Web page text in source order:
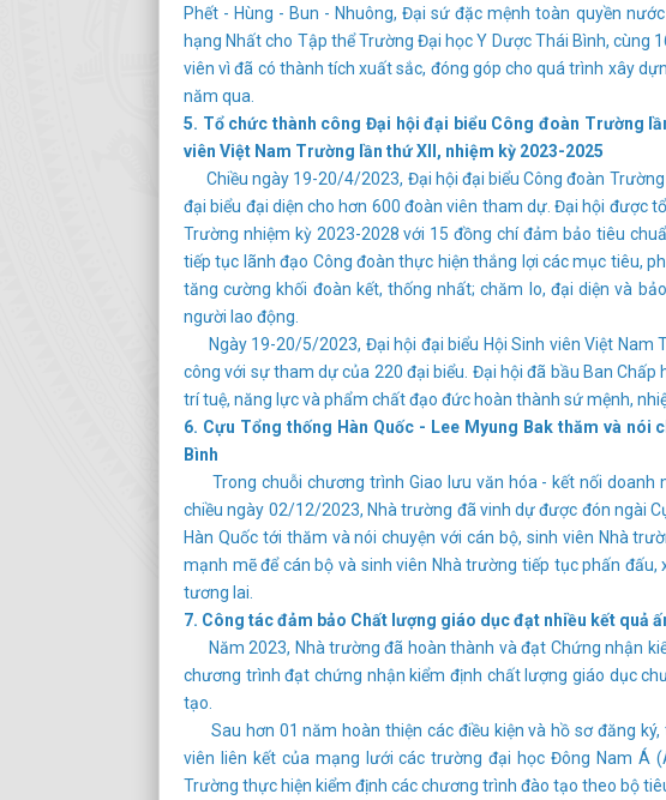
Phết - Hùng - Bun - Nhuông, Đại sứ đặc mệnh toàn quyền
hạng Nhất cho Tập thể Trường Đại học Y Dược Thái Bình, cùng
viên vì đã có thành tích xuất sắc, đóng góp cho quá trình xây
năm qua.
5. Tổ chức thành công Đại hội đại biểu Công đoàn Trường
viên Việt Nam Trường lần thứ XII, nhiệm kỳ 2023-2025
Chiều ngày 19-20/4/2023, Đại hội đại biểu Công đoàn
đại biểu đại diện cho hơn 600 đoàn viên tham dự. Đại hội được
Trường nhiệm kỳ 2023-2028 với 15 đồng chí đảm bảo tiêu
tiếp tục lãnh đạo Công đoàn thực hiện thắng lợi các mục tiêu,
tăng cường khối đoàn kết, thống nhất; chăm lo, đại diện và
người lao động.
Ngày 19-20/5/2023, Đại hội đại biểu Hội Sinh viên Việt Nam
công với sự tham dự của 220 đại biểu. Đại hội đã bầu Ban
trí tuệ, năng lực và phẩm chất đạo đức hoàn thành sứ mệnh,
6. Cựu Tổng thống Hàn Quốc - Lee Myung Bak thăm và
Bình
Trong chuỗi chương trình Giao lưu văn hóa - kết nối doanh
chiều ngày 02/12/2023, Nhà trường đã vinh dự được đón ngài
Hàn Quốc tới thăm và nói chuyện với cán bộ, sinh viên Nhà
mạnh mẽ để cán bộ và sinh viên Nhà trường tiếp tục phấn
tương lai.
7. Công tác đảm bảo Chất lượng giáo dục đạt nhiều kết quả
Năm 2023, Nhà trường đã hoàn thành và đạt Chứng nhận
chương trình đạt chứng nhận kiểm định chất lượng giáo dục
tạo.
Sau hơn 01 năm hoàn thiện các điều kiện và hồ sơ đăng
viên liên kết của mạng lưới các trường đại học Đông Nam Á
Trường thực hiện kiểm định các chương trình đào tạo theo bộ